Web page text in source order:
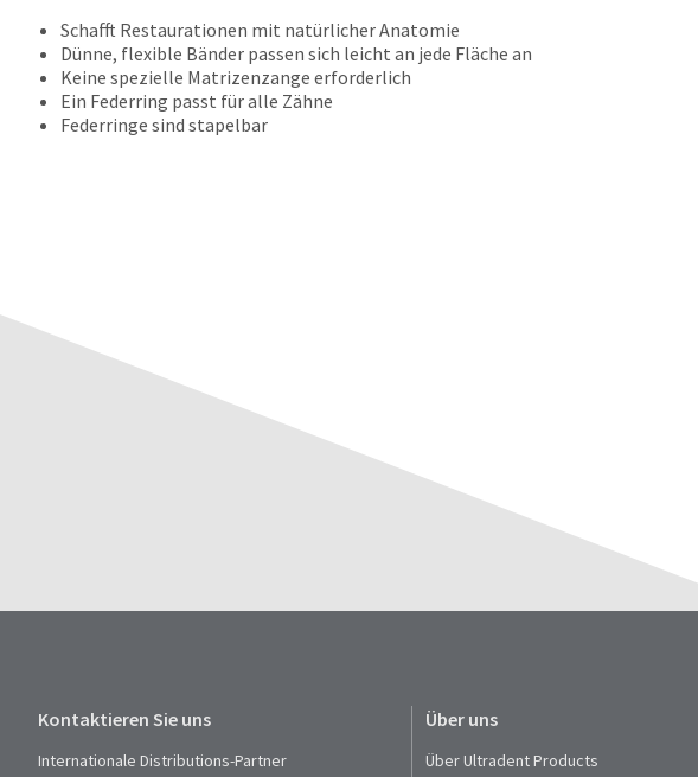
Schafft Restaurationen mit natürlicher Anatomie
Dünne, flexible Bänder passen sich leicht an jede Fläche an
Keine spezielle Matrizenzange erforderlich
Ein Federring passt für alle Zähne
Federringe sind stapelbar
Kontaktieren Sie uns
Internationale Distributions-Partner
Über uns
Über Ultradent Products